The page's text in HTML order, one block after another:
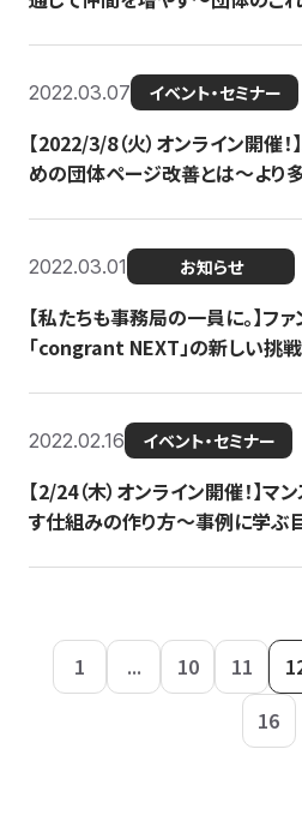
2022.03.07 イベント・セミナー
【2022/3/8（火）オンライン開催
めの団体ページ改善とは～より
2022.03.01 お知らせ
【私たちも事務局の一員に。】フ
「congrant NEXT」の新しい挑戦
2022.02.16 イベント・セミナー
【2/24（木）オンライン開催！】
す仕組みの作り方〜事例に学ぶ
1 ... 10 11
16